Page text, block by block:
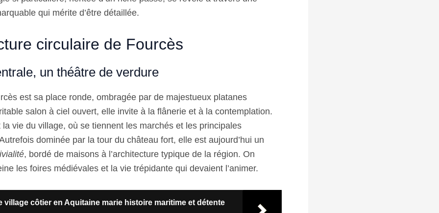
qui mérite d’être détaillée.
circulaire de Fourcès
un théâtre de verdure
est sa place ronde, ombragée par de majestueux platanes
salon à ciel ouvert, elle invite à la flânerie et à la contemplation.
la vie du village, où se tiennent les marchés et les principales
dominée par la tour du château fort, elle est aujourd’hui un
, bordé de maisons à l’architecture typique de la région. On
les foires médiévales et la vie trépidante qui devaient l’animer.
village côtier en Aquitaine marie histoire maritime et détente